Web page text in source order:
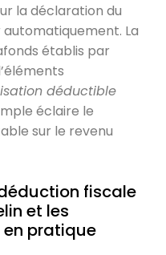
la déclaration du
La
établis par
déductible
éclaire le
sur le revenu
fiscale
et les
pratique